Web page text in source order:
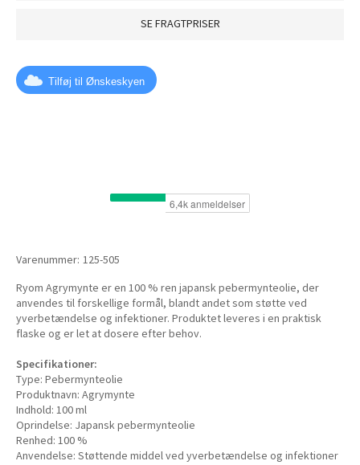
SE FRAGTPRISER
Tilføj til Ønskeskyen
Varenummer: 125-505
Ryom Agrymynte er en 100 % ren japansk pebermynteolie, der
anvendes til forskellige formål, blandt andet som støtte ved
yverbetændelse og infektioner. Produktet leveres i en praktisk
flaske og er let at dosere efter behov.
Specifikationer:
Type: Pebermynteolie
Produktnavn: Agrymynte
Indhold: 100 ml
Oprindelse: Japansk pebermynteolie
Renhed: 100 %
Anvendelse: Støttende middel ved yverbetændelse og infektioner